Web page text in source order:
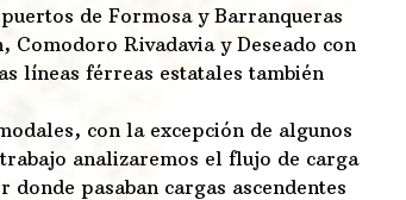
de Formosa y Barranqueras
Rivadavia y Deseado con
líneas férreas estatales también
con la excepción de algunos
analizaremos el flujo de carga
pasaban cargas ascendentes